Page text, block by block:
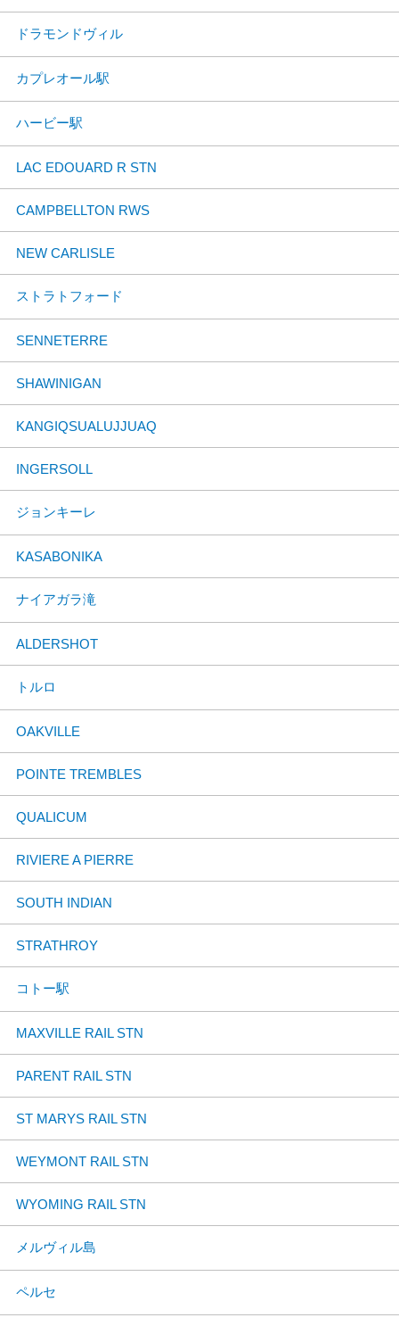
ドラモンドヴィル
カプレオール駅
ハービー駅
LAC EDOUARD R STN
CAMPBELLTON RWS
NEW CARLISLE
ストラトフォード
SENNETERRE
SHAWINIGAN
KANGIQSUALUJJUAQ
INGERSOLL
ジョンキーレ
KASABONIKA
ナイアガラ滝
ALDERSHOT
トルロ
OAKVILLE
POINTE TREMBLES
QUALICUM
RIVIERE A PIERRE
SOUTH INDIAN
STRATHROY
コトー駅
MAXVILLE RAIL STN
PARENT RAIL STN
ST MARYS RAIL STN
WEYMONT RAIL STN
WYOMING RAIL STN
メルヴィル島
ペルセ